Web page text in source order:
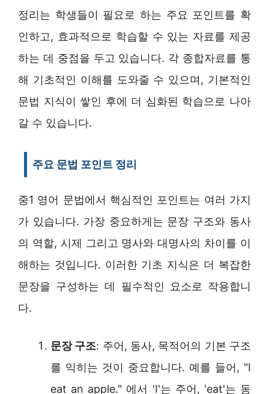
정리는 학생들이 필요로 하는 주요 포인트를 확
인하고, 효과적으로 학습할 수 있는 자료를 제공
하는 데 중점을 두고 있습니다. 각 종합자료를 통
해 기초적인 이해를 도와줄 수 있으며, 기본적인
문법 지식이 쌓인 후에 더 심화된 학습으로 나아
갈 수 있습니다.
주요 문법 포인트 정리
중1 영어 문법에서 핵심적인 포인트는 여러 가지
가 있습니다. 가장 중요하게는 문장 구조와 동사
의 역할, 시제 그리고 명사와 대명사의 차이를 이
해하는 것입니다. 이러한 기초 지식은 더 복잡한
문장을 구성하는 데 필수적인 요소로 작용합니
다.
문장 구조: 주어, 동사, 목적어의 기본 구조
를 익히는 것이 중요합니다. 예를 들어, "I
eat an apple." 에서 'I'는 주어, 'eat'는 동